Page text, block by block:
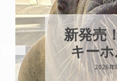
新発売
キー
2026年